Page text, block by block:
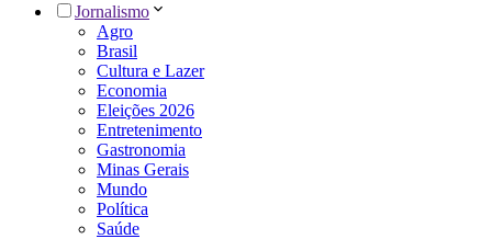
Jornalismo
Agro
Brasil
Cultura e Lazer
Economia
Eleições 2026
Entretenimento
Gastronomia
Minas Gerais
Mundo
Política
Saúde